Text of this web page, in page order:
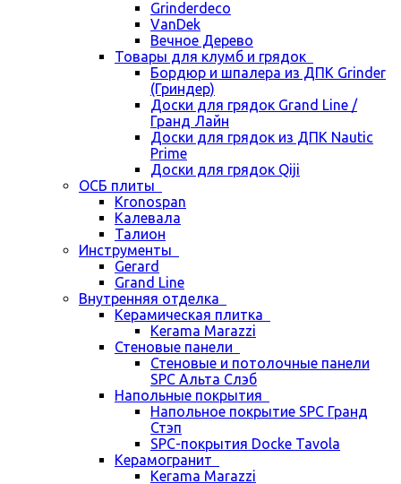
Grinderdeco
VanDek
Вечное Дерево
Товары для клумб и грядок
Бордюр и шпалера из ДПК Grinder
(Гриндер)
Доски для грядок Grand Line /
Гранд Лайн
Доски для грядок из ДПК Nautic
Prime
Доски для грядок Qiji
ОСБ плиты
Kronospan
Калевала
Талион
Инструменты
Gerard
Grand Line
Внутренняя отделка
Керамическая плитка
Kerama Marazzi
Стеновые панели
Стеновые и потолочные панели
SPC Альта Слэб
Напольные покрытия
Напольное покрытие SPC Гранд
Стэп
SPC-покрытия Docke Tavola
Керамогранит
Kerama Marazzi